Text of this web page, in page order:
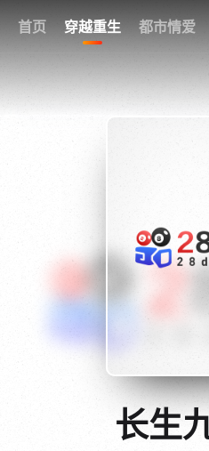
首页 穿越重生 都市情爱
我的观影记录
{if
gt 0"}
28短剧
长生